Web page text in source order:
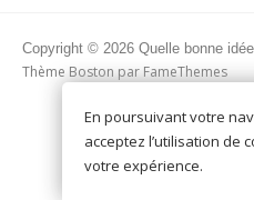
Copyright © 2026 Quelle bonne
Thème Boston parFameThemes
En poursuivant votre
acceptez l’utilisation de
votre expérience.